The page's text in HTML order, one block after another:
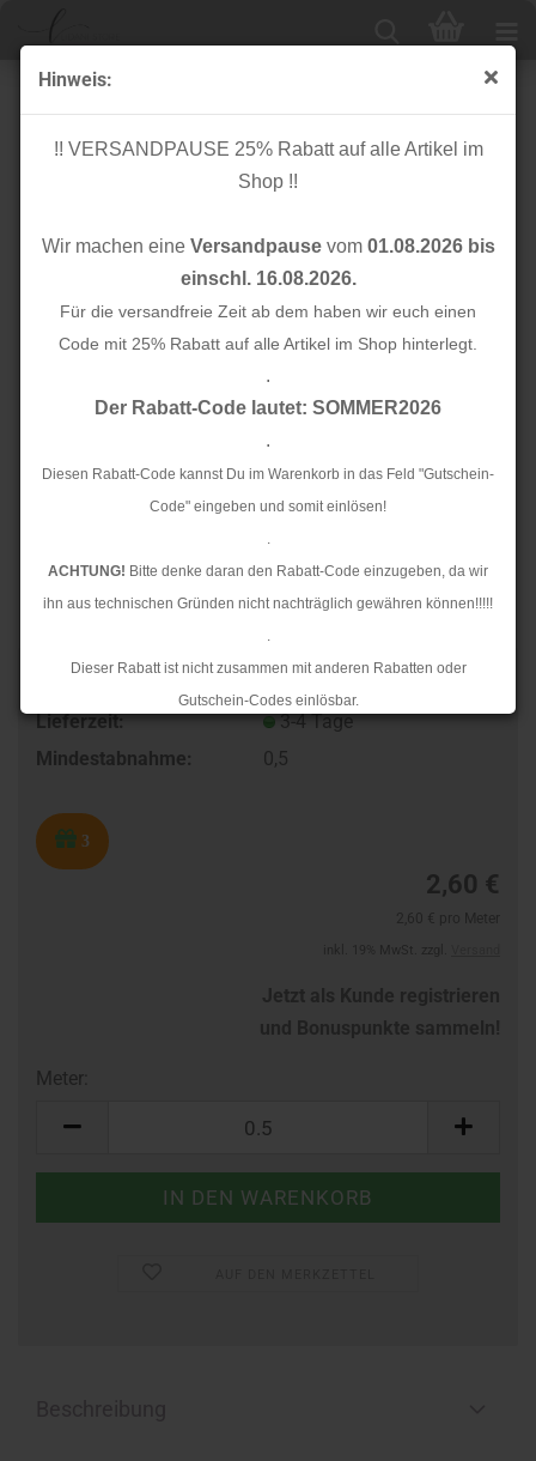
Hinweis:
!! VERSANDPAUSE 25% Rabatt auf alle Artikel im
Shop !!
Wir machen eine Versandpausevom 01.08.2026 bis
einschl. 16.08.2026.
Für die versandfreie Zeit ab dem haben wir euch einen
Code mit 25% Rabatt auf alle Artikel im Shop hinterlegt.
.
Der Rabatt-Code lautet: SOMMER2026
.
Diesen Rabatt-Code kannst Du im Warenkorb in das Feld "Gutschein-
Code" eingeben und somit einlösen!
.
ACHTUNG! Bitte denke daran den Rabatt-Code einzugeben, da wir
ihn aus technischen Gründen nicht nachträglich gewähren können!!!!!
.
Dieser Rabatt ist nicht zusammen mit anderen Rabatten oder
Gutschein-Codes einlösbar.
.
Ab dem 17.08.2026 versenden wir wieder wie gewohnt. Aufgrund des
Schrägband - Crispy Crepe mit TENCEL™ - old rose -
13mm - meetMilk
Lieferzeit:
3-4 Tage
Mindestabnahme:
0,5
3
2,60 €
Meter: